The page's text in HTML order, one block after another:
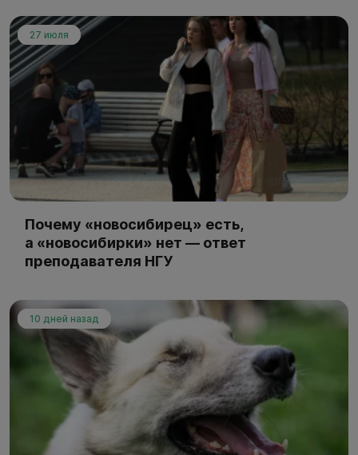
27 июля
Почему «новосибирец» есть,
а «новосибирки» нет — ответ
преподавателя НГУ
10 дней назад